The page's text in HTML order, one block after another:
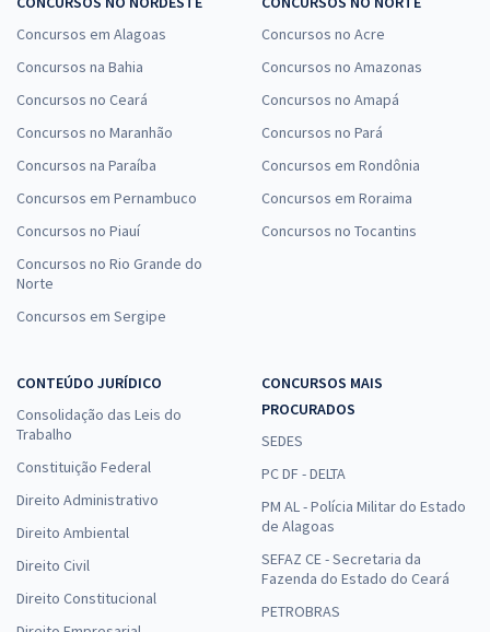
Concursos em Alagoas
Concursos na Bahia
Concursos no Ceará
Concursos no Maranhão
Concursos na Paraíba
Concursos em Pernambuco
Concursos no Piauí
Concursos no Rio Grande do
Norte
Concursos em Sergipe
Concursos no Acre
Concursos no Amazonas
Concursos no Amapá
Concursos no Pará
Concursos em Rondônia
Concursos em Roraima
Concursos no Tocantins
CONTEÚDO JURÍDICO
Consolidação das Leis do
Trabalho
Constituição Federal
Direito Administrativo
Direito Ambiental
Direito Civil
Direito Constitucional
CONCURSOS MAIS
PROCURADOS
SEDES
PC DF - DELTA
PM AL - Polícia Militar do Estado
de Alagoas
SEFAZ CE - Secretaria da
Fazenda do Estado do Ceará
PETROBRAS